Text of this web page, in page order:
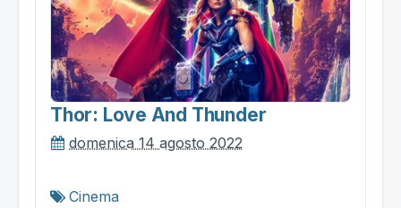
Thor: Love And Thunder
domenica 14 agosto 2022
Cinema